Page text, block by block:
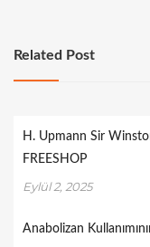
Related Post
H. Upmann Sir
FREESHOP
Eylül 2, 2025
Anabolizan